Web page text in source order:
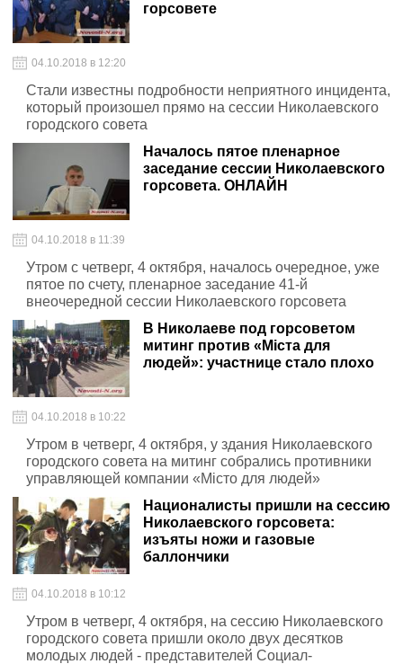
горсовете
04.10.2018 в 12:20
Стали известны подробности неприятного инцидента,
который произошел прямо на сессии Николаевского
городского совета
Началось пятое пленарное
заседание сессии Николаевского
горсовета. ОНЛАЙН
04.10.2018 в 11:39
Утром с четверг, 4 октября, началось очередное, уже
пятое по счету, пленарное заседание 41-й
внеочередной сессии Николаевского горсовета
В Николаеве под горсоветом
митинг против «Міста для
людей»: участнице стало плохо
04.10.2018 в 10:22
Утром в четверг, 4 октября, у здания Николаевского
городского совета на митинг собрались противники
управляющей компании «Місто для людей»
Националисты пришли на сессию
Николаевского горсовета:
изъяты ножи и газовые
баллончики
04.10.2018 в 10:12
Утром в четверг, 4 октября, на сессию Николаевского
городского совета пришли около двух десятков
молодых людей - представителей Социал-